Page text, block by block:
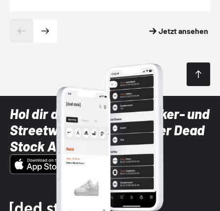
Jetzt ansehen
Hol dir die neuesten Sneaker- und
Streetwear-Brands mit der Dead
Stock App